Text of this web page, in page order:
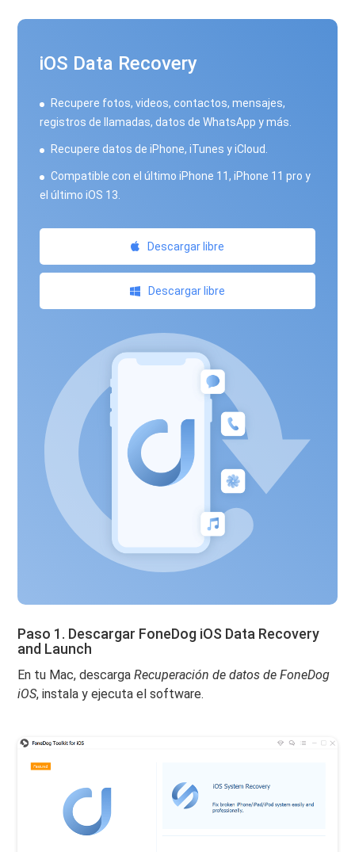
iOS Data Recovery
Recupere fotos, videos, contactos, mensajes,
registros de llamadas, datos de WhatsApp y más.
Recupere datos de iPhone, iTunes y iCloud.
Compatible con el último iPhone 11, iPhone 11 pro y
el último iOS 13.
Descargar libre
Descargar libre
Paso 1. Descargar FoneDog iOS Data Recovery
and Launch
En tu Mac, descargaRecuperación de datos de FoneDog
iOS, instala y ejecuta el software.